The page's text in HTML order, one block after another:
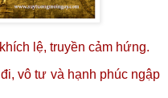
lệ, truyền cảm hứng.
vô tư và hạnh phúc ngập